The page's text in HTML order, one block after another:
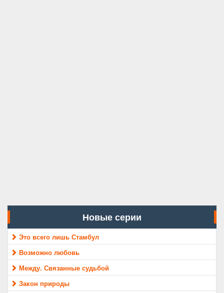
Новые серии
Это всего лишь Стамбул
Возможно любовь
Между. Связанные судьбой
Закон природы